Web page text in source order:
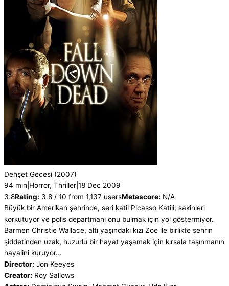
Dehşet Gecesi (2007)
94 min Horror, Thriller 18 Dec 2009
3.8Rating: 3.8 / 10 from 1,137 usersMetascore: N/A
Büyük bir Amerikan şehrinde, seri katil Picasso Katili, sakinleri
korkutuyor ve polis departmanı onu bulmak için yol göstermiyor.
Barmen Christie Wallace, altı yaşındaki kızı Zoe ile birlikte şehrin
şiddetinden uzak, huzurlu bir hayat yaşamak için kırsala taşınmanın
hayalini kuruyor...
Director: Jon Keeyes
Creator: Roy Sallows